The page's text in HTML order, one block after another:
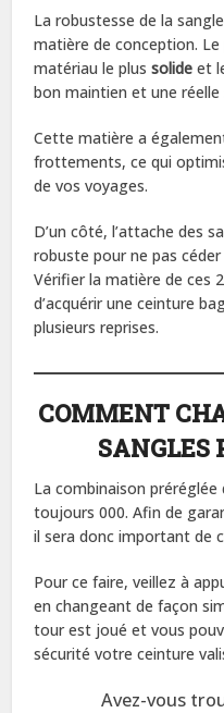
La robustesse de la
matière de conception.
matériau le plussolide et
bon maintien et une
Cette matière a
frottements, ce qui
de vos voyages.
D’un côté, l’attache des
robuste pour ne pas
Vérifier la matière de ces
d’acquérir une ceinture
plusieurs reprises.
COMMENT
SANGLES
La combinaison préréglée
toujours 000. Afin de
il sera donc important de
Pour ce faire, veillez à
en changeant de façon
tour est joué et vous
sécurité votre ceinture
Avez-vous